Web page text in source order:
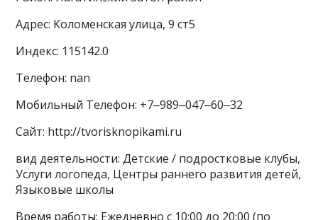
Адрес: Коломенская улица, 9 ст5
Индекс: 115142.0
Телефон: nan
Мобильный Телефон: +7‒989‒047‒60‒32
Сайт: http://tvorisknopikami.ru
вид деятельности: Детские / подростковые клубы,
Услуги логопеда, Центры раннего развития детей,
Языковые школы
Время работы: Ежедневно с 10:00 до 20:00 (по